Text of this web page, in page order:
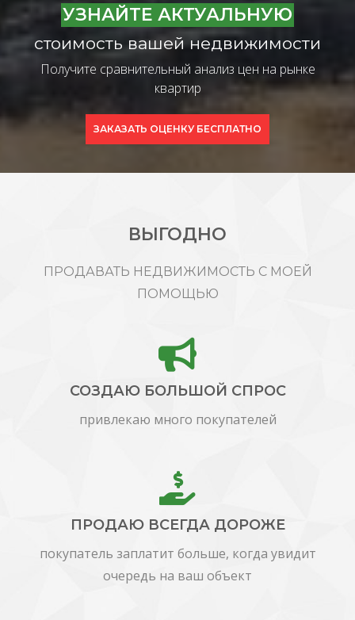
УЗНАЙТЕ АКТУАЛЬНУЮ
стоимость вашей недвижимости
Получите сравнительный анализ цен на рынке
квартир
ЗАКАЗАТЬ ОЦЕНКУ БЕСПЛАТНО
ВЫГОДНО
ПРОДАВАТЬ НЕДВИЖИМОСТЬ С МОЕЙ
ПОМОЩЬЮ
СОЗДАЮ БОЛЬШОЙ СПРОС
привлекаю много покупателей
ПРОДАЮ ВСЕГДА ДОРОЖЕ
покупатель заплатит больше, когда увидит
очередь на ваш объект